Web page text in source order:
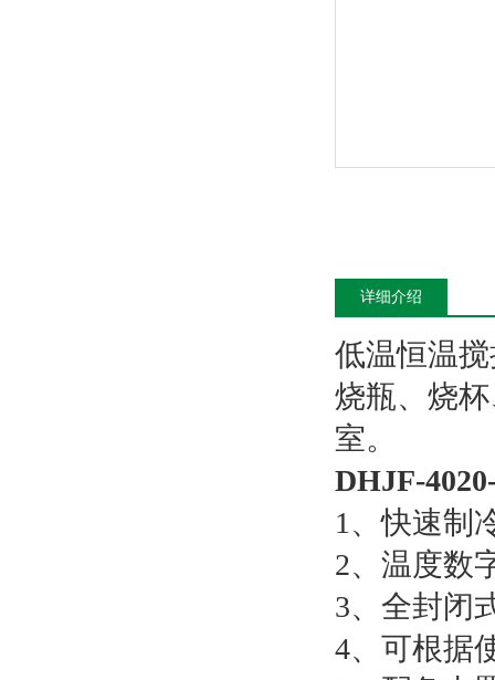
详细介绍
低温恒温
烧瓶、烧
室。
DHJF-
1、快速制
2、温度数
3、全封闭
4、可根据